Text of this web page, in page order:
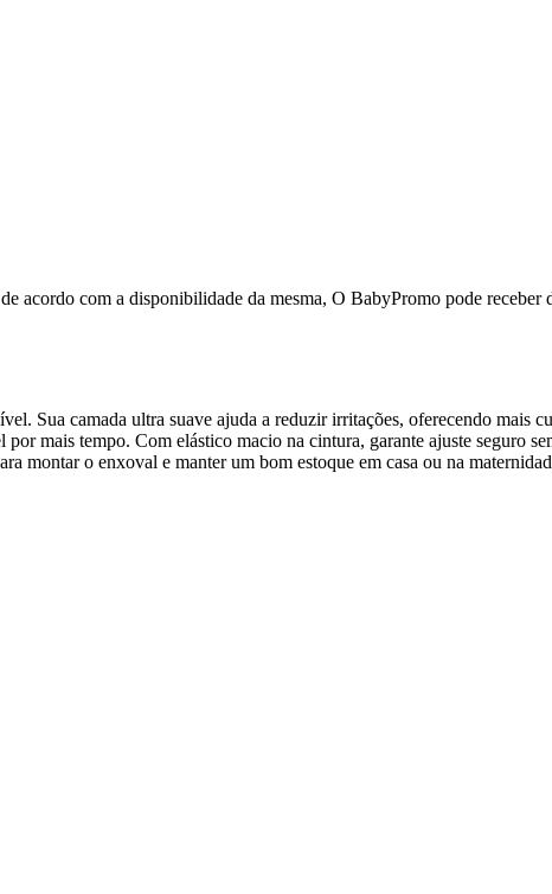
acordo com a disponibilidade da mesma, O BabyPromo pode receber
Sua camada ultra suave ajuda a reduzir irritações, oferecendo mais
mais tempo. Com elástico macio na cintura, garante ajuste seguro
montar o enxoval e manter um bom estoque em casa ou na